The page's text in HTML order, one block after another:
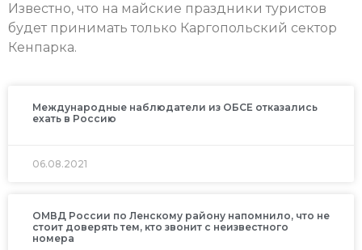
Известно, что на майские праздники туристов
будет принимать только Каргопольский сектор
Кенпарка.
Международные наблюдатели из ОБСЕ отказались
ехать в Россию
06.08.2021
ОМВД России по Ленскому району напомнило, что не
стоит доверять тем, кто звонит с неизвестного
номера